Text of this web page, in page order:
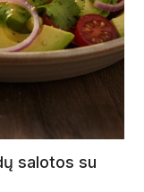
salotos su